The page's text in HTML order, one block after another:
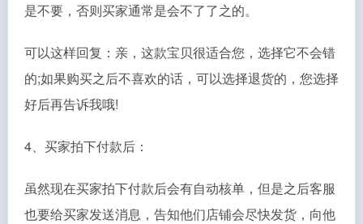
是不要，否则买家通常是会不了了之的。
可以这样回复：亲，这款宝贝很适合您，选择它不会错
的;如果购买之后不喜欢的话，可以选择退货的，您选择
好后再告诉我哦!
4、买家拍下付款后：
虽然现在买家拍下付款后会有自动核单，但是之后客服
也要给买家发送消息，告知他们店铺会尽快发货，向他